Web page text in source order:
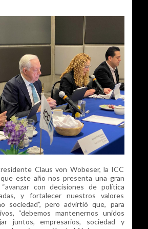
Claus von Wobeser, la ICC
este año nos presenta una gran
con decisiones de política
y fortalecer nuestros valores
sociedad”, pero advirtió que, para
“debemos mantenernos unidos
juntos, empresarios, sociedad y